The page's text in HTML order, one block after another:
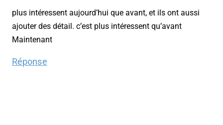
plus intéressent aujourd’hui que avant, et ils ont aussi
ajouter des détail. c’est plus intéressent qu’avant
Maintenant
Réponse